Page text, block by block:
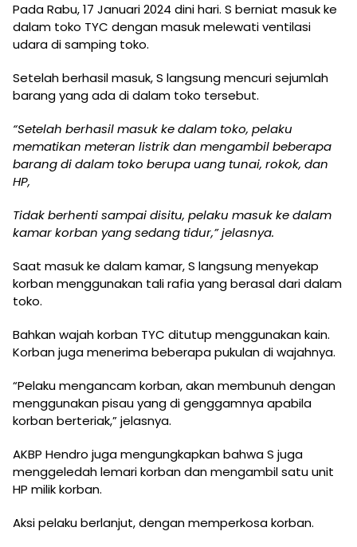
Pada Rabu, 17 Januari 2024 dini hari. S berniat masuk ke
dalam toko TYC dengan masuk melewati ventilasi
udara di samping toko.
Setelah berhasil masuk, S langsung mencuri sejumlah
barang yang ada di dalam toko tersebut.
“Setelah berhasil masuk ke dalam toko, pelaku
mematikan meteran listrik dan mengambil beberapa
barang di dalam toko berupa uang tunai, rokok, dan
HP,
Tidak berhenti sampai disitu, pelaku masuk ke dalam
kamar korban yang sedang tidur,” jelasnya.
Saat masuk ke dalam kamar, S langsung menyekap
korban menggunakan tali rafia yang berasal dari dalam
toko.
Bahkan wajah korban TYC ditutup menggunakan kain.
Korban juga menerima beberapa pukulan di wajahnya.
“Pelaku mengancam korban, akan membunuh dengan
menggunakan pisau yang di genggamnya apabila
korban berteriak,” jelasnya.
AKBP Hendro juga mengungkapkan bahwa S juga
menggeledah lemari korban dan mengambil satu unit
HP milik korban.
Aksi pelaku berlanjut, dengan memperkosa korban.